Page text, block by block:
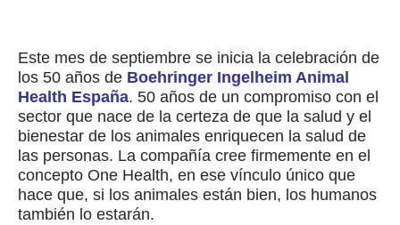
Este mes de septiembre se inicia la celebración de
los 50 años de Boehringer Ingelheim Animal
Health España. 50 años de un compromiso con el
sector que nace de la certeza de que la salud y el
bienestar de los animales enriquecen la salud de
las personas. La compañía cree firmemente en el
concepto One Health, en ese vínculo único que
hace que, si los animales están bien, los humanos
también lo estarán.